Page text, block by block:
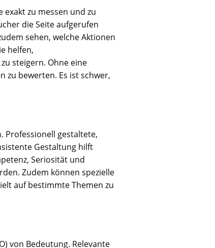
zu messen und zu
die Seite aufgerufen
sehen, welche Aktionen
helfen,
steigern. Ohne eine
zu bewerten. Es ist schwer,
Professionell gestaltete,
Gestaltung hilft
Seriosität und
Zudem können spezielle
auf bestimmte Themen zu
von Bedeutung. Relevante